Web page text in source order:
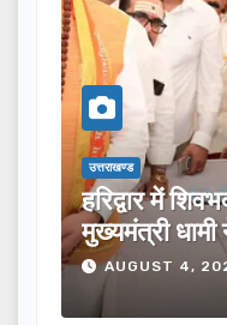
कांवड़ियों पर पुष्पवर्षा,
किया चरण प्रक्षालन…